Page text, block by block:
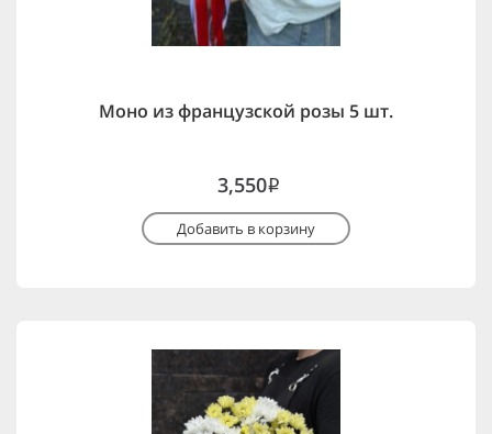
Моно из французской розы 5 шт.
3,550i
Добавить в корзину